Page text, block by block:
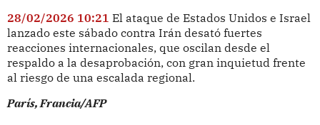
28/02/2026 10:21 El ataque de Estados Unidos e Israel
lanzado este sábado contra Irán desató fuertes
reacciones internacionales, que oscilan desde el
respaldo a la desaprobación, con gran inquietud frente
al riesgo de una escalada regional.
París, Francia/AFP